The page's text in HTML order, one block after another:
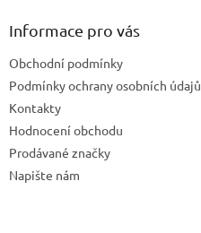
Informace pro vás
Obchodní podmínky
Podmínky ochrany osobních údajů
Kontakty
Hodnocení obchodu
Prodávané značky
Napište nám